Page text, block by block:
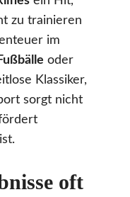
zu trainieren
im
oder
Klassiker,
sorgt nicht
oft